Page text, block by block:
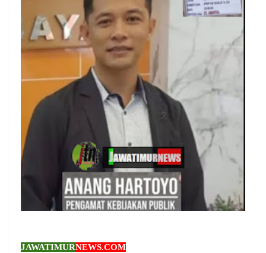
JAWATIMURNEWS.COM